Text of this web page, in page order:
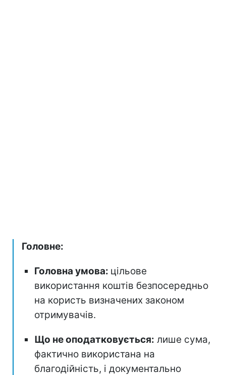
Головне:
Головна умова: цільове
використання коштів безпосередньо
на користь визначених законом
отримувачів.
Що не оподатковується: лише сума,
фактично використана на
благодійність, і документально